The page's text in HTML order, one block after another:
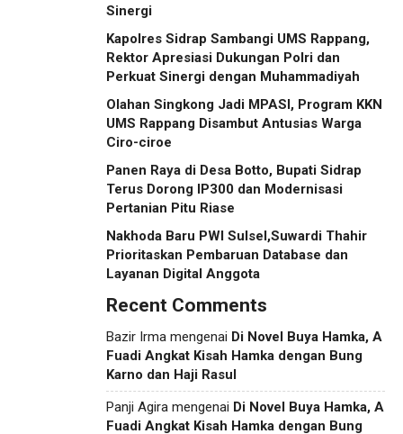
Sinergi
Kapolres Sidrap Sambangi UMS Rappang,
Rektor Apresiasi Dukungan Polri dan
Perkuat Sinergi dengan Muhammadiyah
Olahan Singkong Jadi MPASI, Program KKN
UMS Rappang Disambut Antusias Warga
Ciro-ciroe
Panen Raya di Desa Botto, Bupati Sidrap
Terus Dorong IP300 dan Modernisasi
Pertanian Pitu Riase
Nakhoda Baru PWI Sulsel,Suwardi Thahir
Prioritaskan Pembaruan Database dan
Layanan Digital Anggota
Recent Comments
Bazir Irma mengenai Di Novel Buya Hamka, A
Fuadi Angkat Kisah Hamka dengan Bung
Karno dan Haji Rasul
Panji Agira mengenai Di Novel Buya Hamka, A
Fuadi Angkat Kisah Hamka dengan Bung